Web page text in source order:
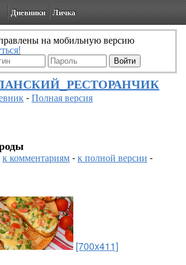
Дневники Личка
на мобильную версию
-Полная версия
к комментариям-к полной версии -
[700x411]